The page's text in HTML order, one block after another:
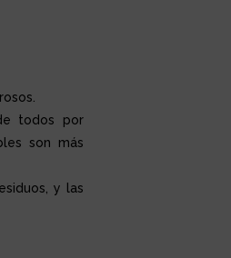
todos por
son más
y las